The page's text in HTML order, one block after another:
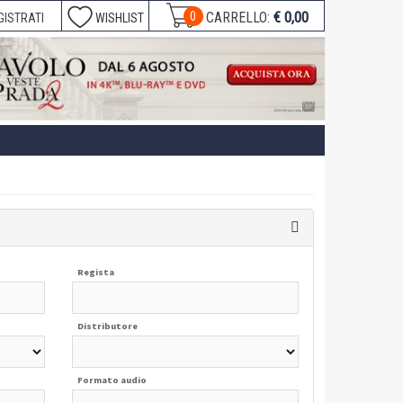
0 CARRELLO: € 0,00
WISHLIST
Regista
Distributore
Formato audio